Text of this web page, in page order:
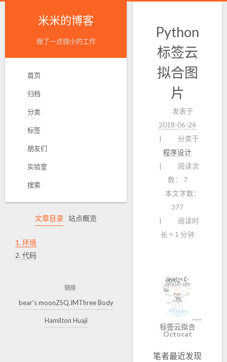
米米的博客
做了一点微小的工作
首页
归档
分类
标签
朋友们
实验室
搜索
文章目录 站点概览
1.环境
2. 代码
链接
bear's moonZSQ.IMThree Body
Hamilton Huaji
Python
标签云
拟合图
片
发表于
2018-06-24
分类于
程序设计
阅读次
数：
7
本文字数：
377
阅读时
长 ≈ 1 分钟
标签云拟合
Octocat
笔者最近发现